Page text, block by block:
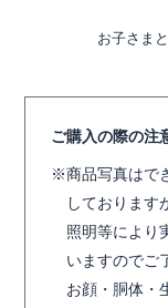
お子さま
ご購入の際の注
商品写真はで
しております
照明等により
いますのでご
お顔・胴体・